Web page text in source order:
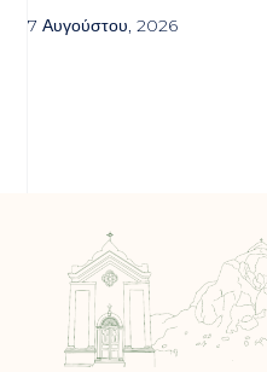
7 Αυγούστου, 2026